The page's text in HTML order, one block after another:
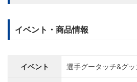
イベント・商品情報
イベント 選手グータッチ&グ